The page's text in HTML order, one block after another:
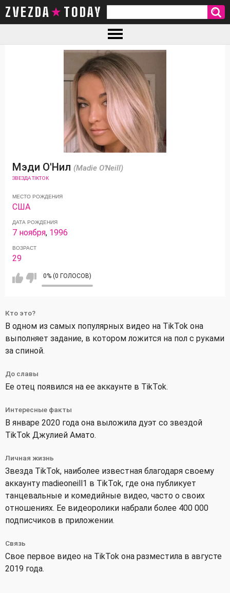
ZVEZDA TODAY
Мэди О'Нил (Madie O'Neill)
ЗВЕЗДА TIKTOK
МЕСТО РОЖДЕНИЯ
США
ДАТА РОЖДЕНИЯ
7 ноября, 1996
ВОЗРАСТ
29
0% (0 ГОЛОСОВ)
Кто это?
В одном из самых популярных видео на TikTok она
выполняет задание, в котором ложится на пол с руками
за спиной.
До славы
Ее отец появился на ее аккаунте в TikTok.
Интересные факты
В январе 2020 года она выложила дуэт со звездой
TikTok Джулией Амато.
Личная жизнь
Звезда TikTok, наиболее известная благодаря своему
аккаунту madieoneill1 в TikTok, где она публикует
танцевальные и комедийные видео, часто о своих
отношениях. Ее видеоролики набрали более 400 000
подписчиков в приложении.
Связь
Свое первое видео на TikTok она разместила в августе
2019 года.